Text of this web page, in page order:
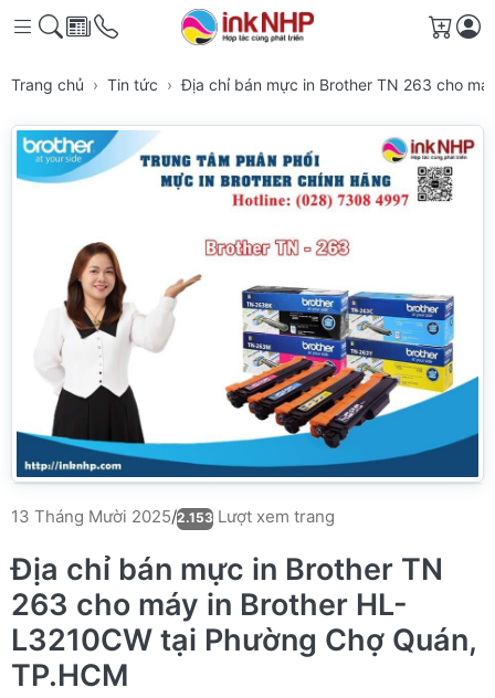
Giỏ
Trang chủ Tin tức Địa chỉ bán mực in Brother TN 263 cho
13 Tháng Mười 2025/2.153 Lượt xem trang
Địa chỉ bán mực in Brother TN
263 cho máy in Brother HL-
L3210CW tại Phường Chợ Quán,
TP.HCM